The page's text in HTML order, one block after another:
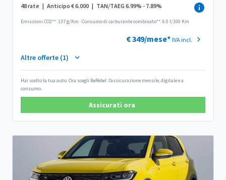
48 rate | Anticipo € 6.000 | TAN/TAEG 6.99% - 7.89%
Emissioni CO2**: 137 g/Km ·Consumo di carburante combinato**: 6.0 l/100 Km
€ 349/mese* IVA incl.
Altre offerte (1)
Hai scelto la tua auto. Ora scegli BeRebel: l’assicurazione mensile, digitale e a
consumo.
Assicurati ora